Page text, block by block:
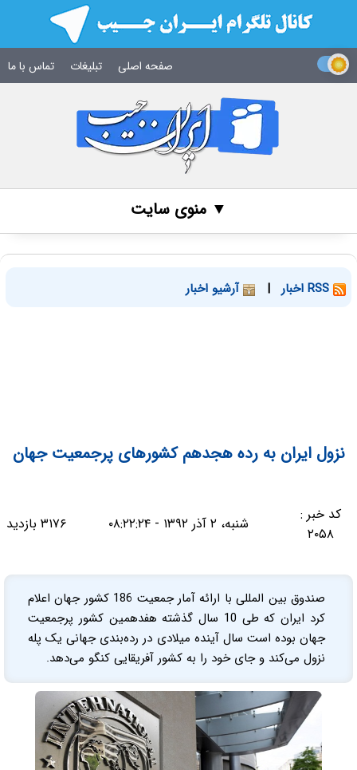
صفحه اصلی تبلیغات تماس با ما
▼ منوی سایت
| آرشیو اخبار
نزول ایران به رده هجدهم کشورهای پرجمعیت جهان
کد خبر :
۲۰۵۸
شنبه، ۲ آذر ۱۳۹۲ - ۰۸:۲۲:۲۴ ۳۱۷۶ بازدید
صندوق بین المللی با ارائه آمار جمعیت 186 کشور جهان اعلام
کرد ایران که طی 10 سال گذشته هفدهمین کشور پرجمعیت
جهان بوده است سال آینده میلادی در رده‌بندی جهانی یک پله
نزول می‌کند و جای خود را به کشور آفریقایی کنگو می‌دهد.